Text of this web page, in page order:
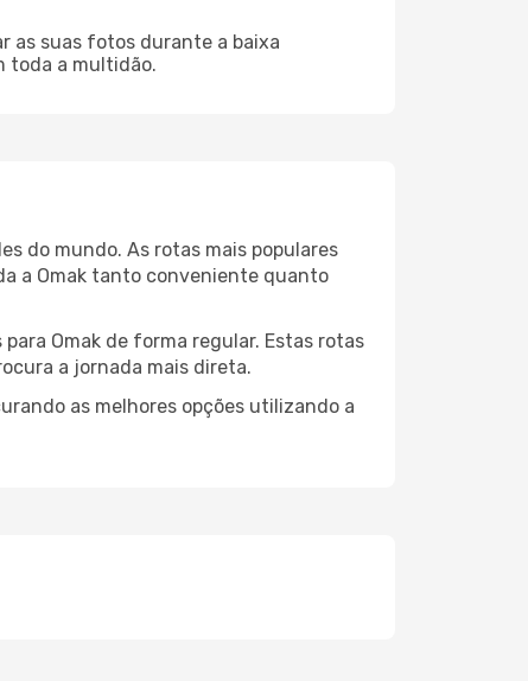
as suas fotos durante a baixa
toda a multidão.
do mundo. As rotas mais populares
a Omak tanto conveniente quanto
Omak de forma regular. Estas rotas
a jornada mais direta.
as melhores opções utilizando a